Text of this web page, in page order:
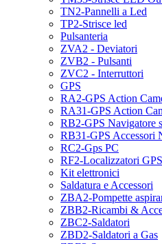
TN2-Pannelli a Led
TP2-Strisce led
Pulsanteria
ZVA2 - Deviatori
ZVB2 - Pulsanti
ZVC2 - Interruttori
GPS
RA2-GPS Action
RA31-GPS Action
RB2-GPS Navigatore
RB31-GPS Accessori
RC2-Gps PC
RF2-Localizzatori GPS
Kit elettronici
Saldatura e Accessori
ZBA2-Pompette
ZBB2-Ricambi &
ZBC2-Saldatori
ZBD2-Saldatori a Gas